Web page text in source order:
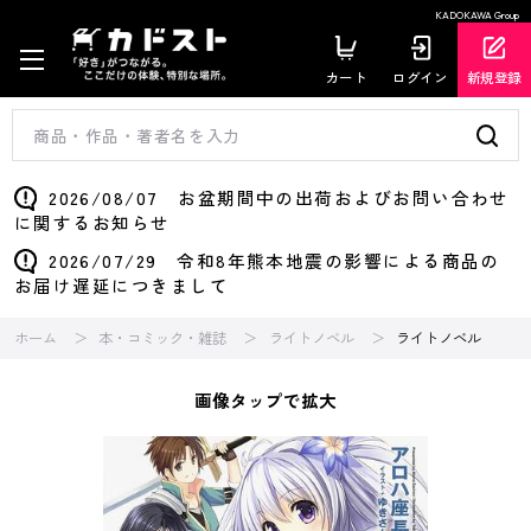
KADOKAWA Group
カート ログイン 新規登録
2026/08/07 お盆期間中の出荷およびお問い合わせ
に関するお知らせ
2026/07/29 令和8年熊本地震の影響による商品の
お届け遅延につきまして
ホーム 本・コミック・雑誌 ライトノベル ライトノベル
画像タップで拡大